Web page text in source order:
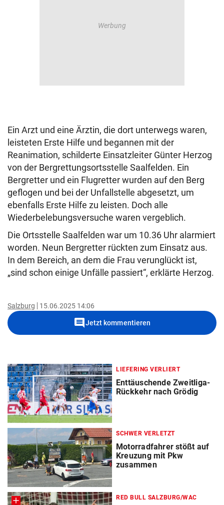
Ein Arzt und eine Ärztin, die dort unterwegs waren,
leisteten Erste Hilfe und begannen mit der
Reanimation, schilderte Einsatzleiter Günter Herzog
von der Bergrettungsortsstelle Saalfelden. Ein
Bergretter und ein Flugretter wurden auf den Berg
geflogen und bei der Unfallstelle abgesetzt, um
ebenfalls Erste Hilfe zu leisten. Doch alle
Wiederbelebungsversuche waren vergeblich.
Die Ortsstelle Saalfelden war um 10.36 Uhr alarmiert
worden. Neun Bergretter rückten zum Einsatz aus.
In dem Bereich, an dem die Frau verunglückt ist,
„sind schon einige Unfälle passiert“, erklärte Herzog.
Salzburg 15.06.2025 14:06
commentJetzt kommentieren
LIEFERING VERLIERT
Enttäuschende Zweitliga-
Rückkehr nach Grödig
SCHWER VERLETZT
Motorradfahrer stößt auf
Kreuzung mit Pkw
zusammen
RED BULL SALZBURG/WAC